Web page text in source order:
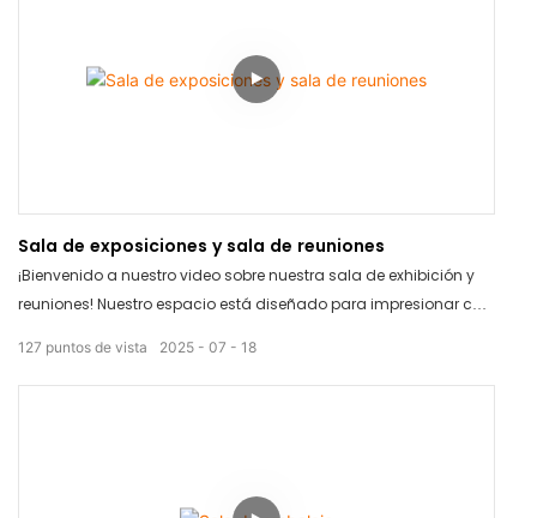
ofrecer excelencia en cada aspecto de nuestra producción.
Sala de exposiciones y sala de reuniones
¡Bienvenido a nuestro video sobre nuestra sala de exhibición y
reuniones! Nuestro espacio está diseñado para impresionar con
productos. Con tecnología de vanguardia y amplios asientos,
es el entorno ideal para reuniones y presentaciones exitosas.
2025 07 18
127 puntos de vista